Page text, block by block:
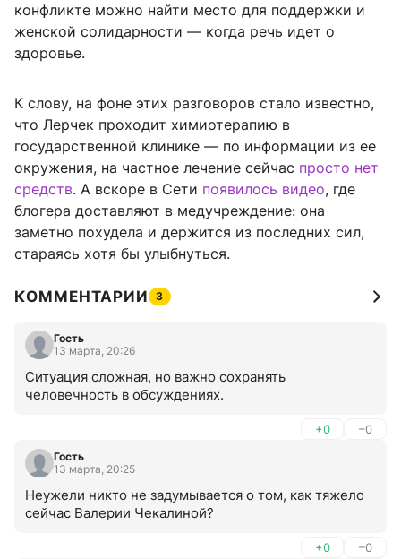
конфликте можно найти место для поддержки и
женской солидарности — когда речь идет о
здоровье.
К слову, на фоне этих разговоров стало известно,
что Лерчек проходит химиотерапию в
государственной клинике — по информации из ее
окружения, на частное лечение сейчас просто нет
средств. А вскоре в Сети появилось видео, где
блогера доставляют в медучреждение: она
заметно похудела и держится из последних сил,
стараясь хотя бы улыбнуться.
КОММЕНТАРИИ 3
Гость
13 марта, 20:26
Ситуация сложная, но важно сохранять
человечность в обсуждениях.
+0 –0
Гость
13 марта, 20:25
Неужели никто не задумывается о том, как тяжело
сейчас Валерии Чекалиной?
+0 –0